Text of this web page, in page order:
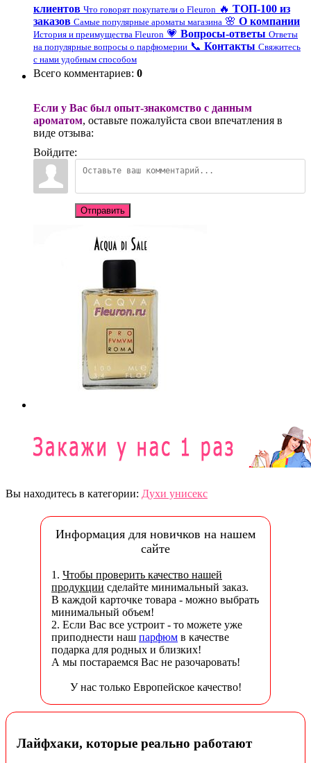
клиентов Что говорят покупатели о Fleuron 🔥 ТОП-100 из
заказов Самые популярные ароматы магазина 🌸 О компании
История и преимущества Fleuron 💗 Вопросы-ответы Ответы
на популярные вопросы о парфюмерии 📞 Контакты Свяжитесь
с нами удобным способом
Всего комментариев: 0
Если у Вас был опыт-знакомство с данным
ароматом, оставьте пожалуйста свои впечатления в
виде отзыва:
Войдите:
Отправить
Вы находитесь в категории: Духи унисекс
Информация для новичков на нашем
сайте
1. Чтобы проверить качество нашей
продукции сделайте минимальный заказ.
В каждой карточке товара - можно выбрать
минимальный объем!
2. Если Вас все устроит - то можете уже
приподнести наш парфюм в качестве
подарка для родных и близких!
А мы постараемся Вас не разочаровать!
У нас только Европейское качество!
Лайфхаки, которые реально работают